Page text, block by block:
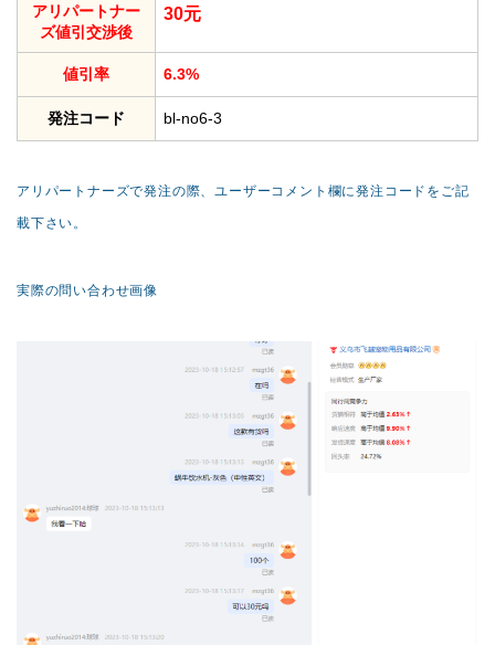
アリパートナー
ズ値引交渉後
30元
値引率 6.3%
発注コード bl-no6-3
アリパートナーズで発注の際、ユーザーコメント欄に発注コードをご記
載下さい。
実際の問い合わせ画像